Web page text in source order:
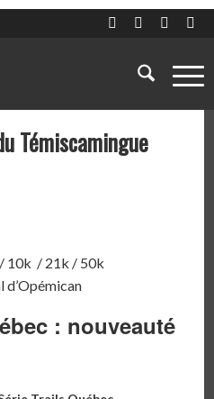
Témiscamingue
10k / 21k / 50k
d’Opémican
: nouveauté